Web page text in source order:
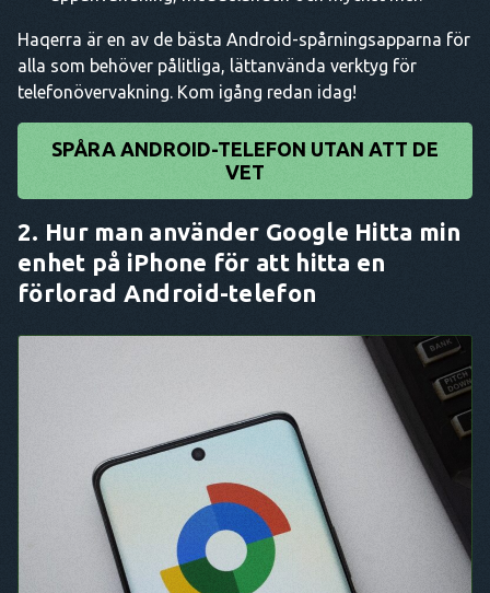
Haqerra är en av de bästa Android-spårningsapparna för
alla som behöver pålitliga, lättanvända verktyg för
telefonövervakning. Kom igång redan idag!
SPÅRA ANDROID-TELEFON UTAN ATT DE
VET
2. Hur man använder Google Hitta min
enhet på iPhone för att hitta en
förlorad Android-telefon